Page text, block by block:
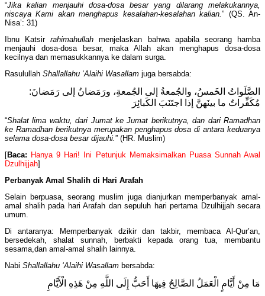
“Jika kalian menjauhi dosa-dosa besar yang dilarang melakukannya,
niscaya Kami akan menghapus kesalahan-kesalahan kalian.” (QS. An-
Nisa’: 31)
Ibnu Katsirrahimahullah menjelaskan bahwa apabila seorang hamba
menjauhi dosa-dosa besar, maka Allah akan menghapus dosa-dosa
kecilnya dan memasukkannya ke dalam surga.
Rasulullah Shallallahu ‘Alaihi Wasallam juga bersabda:
الصَّلَواتُ الخَمسُ، والجُمعةُ إلى الجُمعةِ، ورَمَضانُ إلى رَمَضانَ:
مُكَفِّراتٌ ما بينَهنَّ إذا اجتَنَبَ الكَبائِرَ
“Shalat lima waktu, dari Jumat ke Jumat berikutnya, dan dari Ramadhan
ke Ramadhan berikutnya merupakan penghapus dosa di antara keduanya
selama dosa-dosa besar dijauhi.” (HR. Muslim)
[Baca: Hanya 9 Hari! Ini Petunjuk Memaksimalkan Puasa Sunnah Awal
Dzulhijjah]
Perbanyak Amal Shalih di Hari Arafah
Selain berpuasa, seorang muslim juga dianjurkan memperbanyak amal-
amal shalih pada hari Arafah dan sepuluh hari pertama Dzulhijjah secara
umum.
Di antaranya: Memperbanyak dzikir dan takbir, membaca Al-Qur’an,
bersedekah, shalat sunnah, berbakti kepada orang tua, membantu
sesama,dan amal-amal shalih lainnya.
Nabi Shallallahu ‘Alaihi Wasallam bersabda:
مَا مِنْ أَيَّامٍ الْعَمَلُ الصَّالِحُ فِيهَا أَحَبُّ إِلَى اللَّهِ مِنْ هَذِهِ الْأَيَّامِ